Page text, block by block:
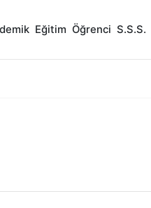
Eğitim Öğrenci S.S.S.